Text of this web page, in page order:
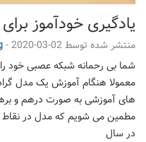
یادگیری خودآموز
منتشر شده توسط -2020-03-02
شما بی رحمانه شبکه عصبی خود
معمولا هنگام آموزش یک مدل
های آموزشی به صورت درهم و
مطمین می شویم که مدل در نقاط
در سال